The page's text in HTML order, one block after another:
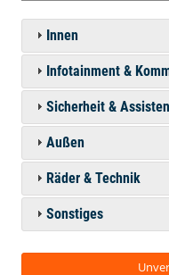
Innen
Infotainment &
Sicherheit &
Außen
Räder & Technik
Sonstiges